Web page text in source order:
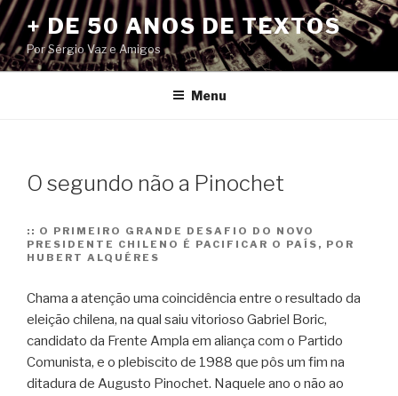
Pular
para
o
conteúdo
+ DE 50 ANOS DE TEXTOS
Por Sérgio Vaz e Amigos
Menu
O segundo não a Pinochet
:: O PRIMEIRO GRANDE DESAFIO DO NOVO
PRESIDENTE CHILENO É PACIFICAR O PAÍS, POR
HUBERT ALQUÉRES
Chama a atenção uma coincidência entre o resultado da
eleição chilena, na qual saiu vitorioso Gabriel Boric,
candidato da Frente Ampla em aliança com o Partido
Comunista, e o plebiscito de 1988 que pôs um fim na
ditadura de Augusto Pinochet. Naquele ano o não ao